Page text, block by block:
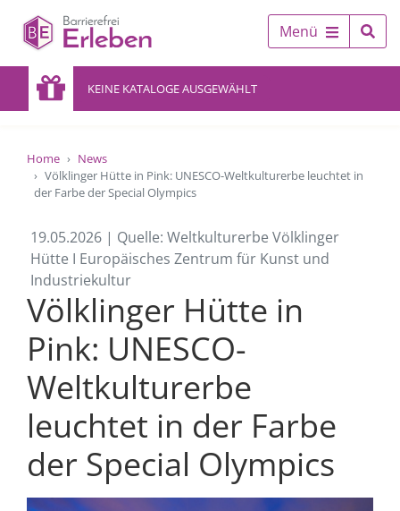
Menü
KEINE KATALOGE AUSGEWÄHLT
Home
News
Völklinger Hütte in Pink: UNESCO-Weltkulturerbe leuchtet in
der Farbe der Special Olympics
19.05.2026 | Quelle: Weltkulturerbe Völklinger
Hütte I Europäisches Zentrum für Kunst und
Industriekultur
Völklinger Hütte in
Pink: UNESCO-
Weltkulturerbe
leuchtet in der Farbe
der Special Olympics